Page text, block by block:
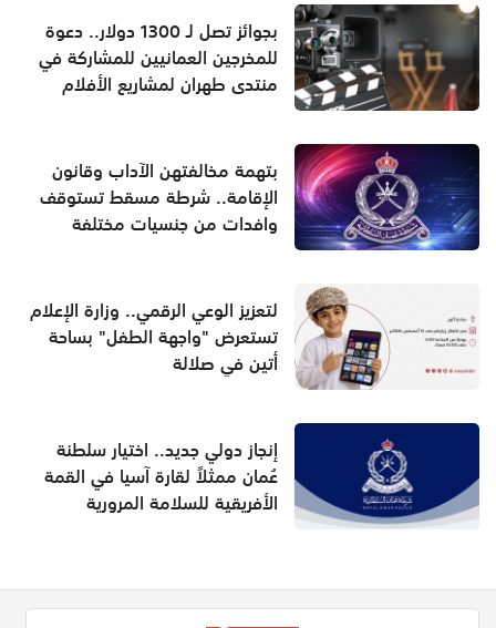
بجوائز تصل لـ 1300 دولار.. دعوة
للمخرجين العمانيين للمشاركة في
منتدى طهران لمشاريع الأفلام
بتهمة مخالفتهن الآداب وقانون
الإقامة.. شرطة مسقط تستوقف
وافدات من جنسيات مختلفة
لتعزيز الوعي الرقمي.. وزارة الإعلام
تستعرض "واجهة الطفل" بساحة
أتين في صلالة
إنجاز دولي جديد.. اختيار سلطنة
عُمان ممثلاً لقارة آسيا في القمة
الأفريقية للسلامة المرورية